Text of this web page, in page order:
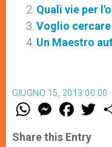
Quali vie per
Voglio
Un Maestro
GIUGNO 15, 2013 00:00
W
t
s
M
e
s
e
F
a
e
b
w
Share this Entry